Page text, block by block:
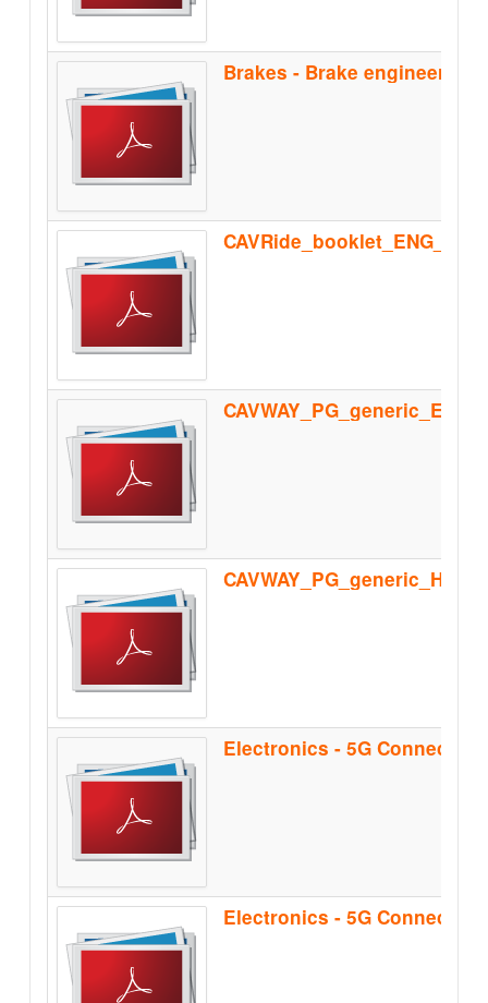
Electronics - 5G